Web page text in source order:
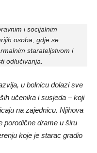
i socijalnim
osoba, gdje se
starateljstvom i
odlučivanja.
u bolnicu dolazi sve
učenika i susjeda – koji
na zajednicu. Njihova
porodične drame u širu
koje je starac gradio